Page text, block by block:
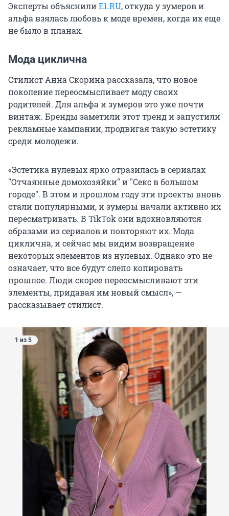
Эксперты объяснилиE1.RU, откуда у зумеров и
альфа взялась любовь к моде времен, когда их еще
не было в планах.
Мода циклична
Стилист Анна Скорина рассказала, что новое
поколение переосмысливает моду своих
родителей. Для альфа и зумеров это уже почти
винтаж. Бренды заметили этот тренд и запустили
рекламные кампании, продвигая такую эстетику
среди молодежи.
«Эстетика нулевых ярко отразилась в сериалах
"Отчаянные домохозяйки" и "Секс в большом
городе". В этом и прошлом году эти проекты вновь
стали популярными, и зумеры начали активно их
пересматривать. В TikTok они вдохновляются
образами из сериалов и повторяют их. Мода
циклична, и сейчас мы видим возвращение
некоторых элементов из нулевых. Однако это не
означает, что все будут слепо копировать
прошлое. Люди скорее переосмысливают эти
элементы, придавая им новый смысл», —
рассказывает стилист.
1 из 5